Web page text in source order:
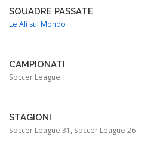
SQUADRE PASSATE
Le Ali sul Mondo
CAMPIONATI
Soccer League
STAGIONI
Soccer League 31, Soccer League 26